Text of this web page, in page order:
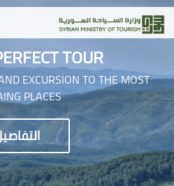
TOUR
EXCURSION TO THE MOST
PLACES